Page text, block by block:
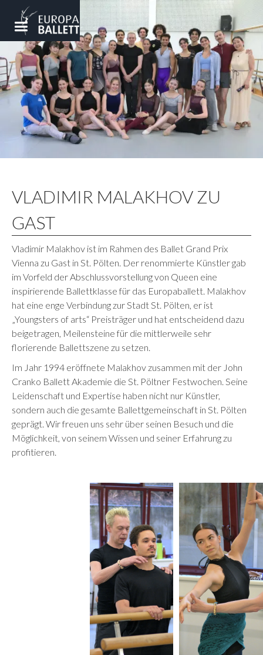
VLADIMIR MALAKHOV ZU
GAST
Vladimir Malakhov ist im Rahmen des Ballet Grand Prix
Vienna zu Gast in St. Pölten. Der renommierte Künstler gab
im Vorfeld der Abschlussvorstellung von Queen eine
inspirierende Ballettklasse für das Europaballett. Malakhov
hat eine enge Verbindung zur Stadt St. Pölten, er ist
„Youngsters of arts“ Preisträger und hat entscheidend dazu
beigetragen, Meilensteine für die mittlerweile sehr
florierende Ballettszene zu setzen.
Im Jahr 1994 eröffnete Malakhov zusammen mit der John
Cranko Ballett Akademie die St. Pöltner Festwochen. Seine
Leidenschaft und Expertise haben nicht nur Künstler,
sondern auch die gesamte Ballettgemeinschaft in St. Pölten
geprägt. Wir freuen uns sehr über seinen Besuch und die
Möglichkeit, von seinem Wissen und seiner Erfahrung zu
profitieren.